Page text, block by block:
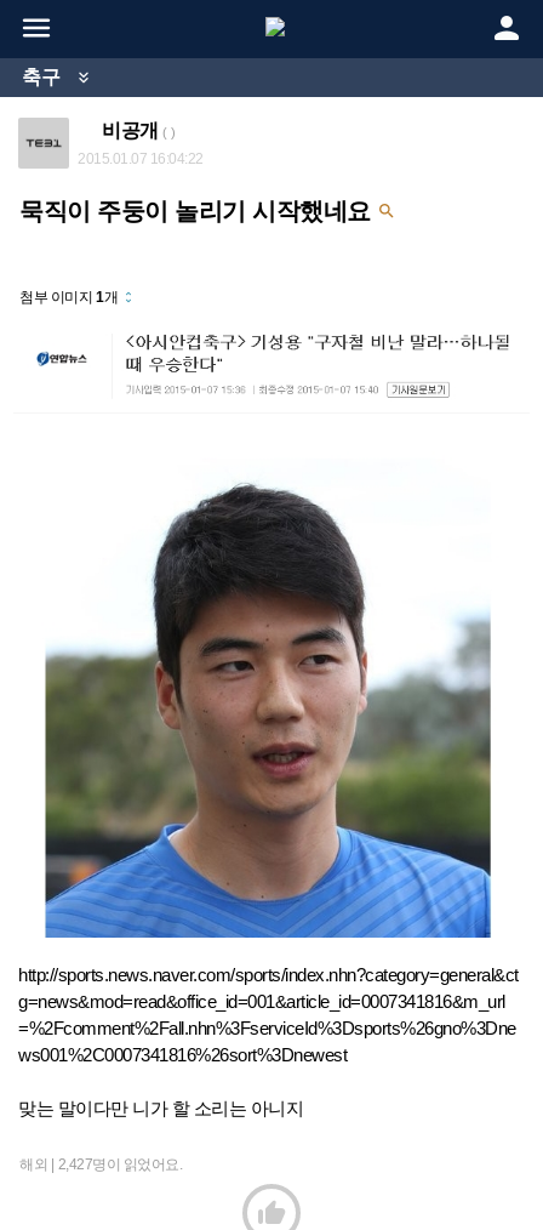
 
축구 
비공개 ( )
2015.01.07 16:04:22
묵직이 주둥이 놀리기 시작했네요 
첨부 이미지1개 unfold_more
http://sports.news.naver.com/sports/index.nhn?category=general&ct
g=news&mod=read&office_id=001&article_id=0007341816&m_url
=%2Fcomment%2Fall.nhn%3FserviceId%3Dsports%26gno%3Dne
ws001%2C0007341816%26sort%3Dnewest
맞는 말이다만 니가 할 소리는 아니지
해외 | 2,427명이 읽었어요.
